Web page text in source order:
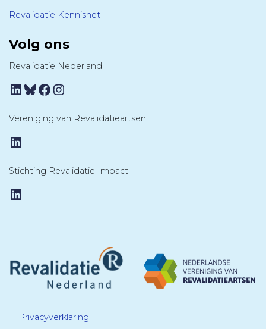
Revalidatie Kennisnet
Volg ons
Revalidatie Nederland
LinkedIn
Bluesky
Facebook
Instagram
Vereniging van Revalidatieartsen
LinkedIn
Stichting Revalidatie Impact
LinkedIn
Privacyverklaring